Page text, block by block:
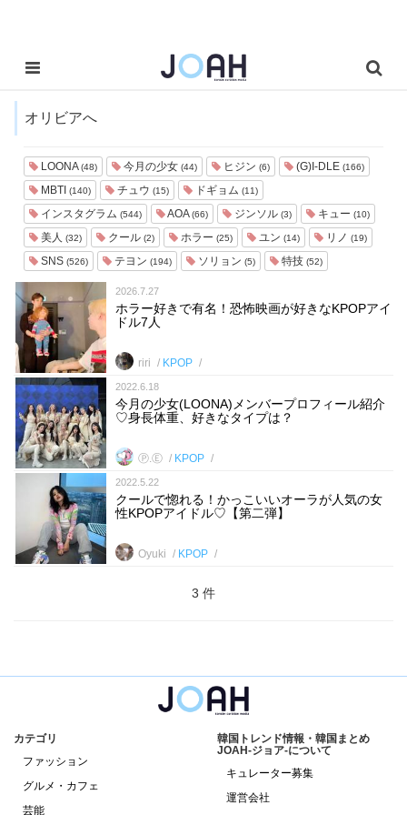
オリビアへ
LOONA(48) 今月の少女 (44) ヒジン (6) (G)I-DLE (166)
MBTI (140) チュウ (15) ドギョム (11)
インスタグラム (544) AOA(66) ジンソル (3) キュー (10)
美人 (32) クール (2) ホラー (25) ユン (14) リノ (19)
SNS (526) テヨン (194) ソリョン (5) 特技 (52)
2026.7.27
ホラー好きで有名！恐怖映画が好きなKPOPアイ
ドル7人
riri KPOP
2022.6.18
今月の少女(LOONA)メンバープロフィール紹介
♡身長体重、好きなタイプは？
Ⓟ.Ⓔ KPOP
2022.5.22
クールで惚れる！かっこいいオーラが人気の女
性KPOPアイドル♡【第二弾】
Oyuki KPOP
3 件
カテゴリ
ファッション
グルメ・カフェ
芸能
韓国トレンド情報・韓国まとめ
JOAH-ジョア-について
キュレーター募集
運営会社